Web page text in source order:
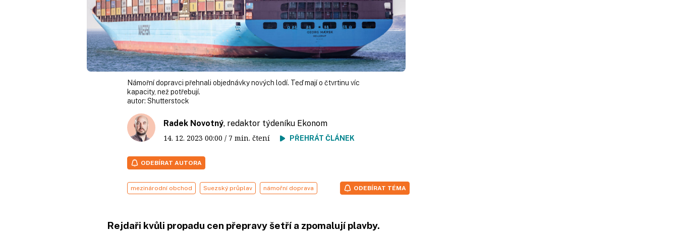
Námořní dopravci přehnali objednávky nových lodí. Teď mají o čtvrtinu víc
kapacity, než potřebují.
autor: Shutterstock
Radek Novotný, redaktor týdeníku Ekonom
14. 12. 2023 00:00 / 7 min. čtení PŘEHRÁT ČLÁNEK
ODEBÍRAT AUTORA
mezinárodní obchod Suezský průplav námořní doprava ODEBÍRAT TÉMA
Rejdaři kvůli propadu cen přepravy šetří a zpomalují plavby.